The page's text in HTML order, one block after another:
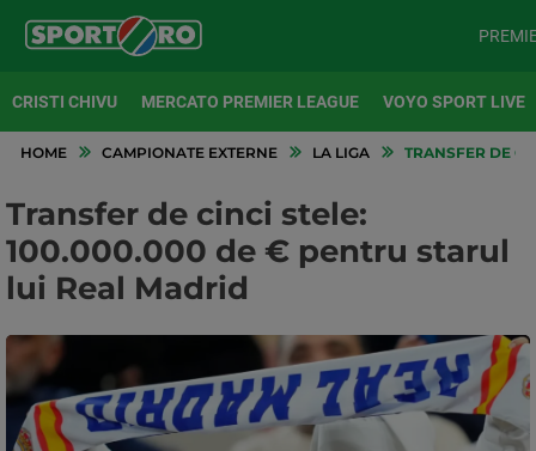
CRISTI CHIVU MERCATO PREMIER LEAGUE VOYO SPORT LIVE
HOME CAMPIONATE EXTERNE LA LIGA TRANSFER DE
Transfer de cinci stele:
100.000.000 de € pentru starul
lui Real Madrid